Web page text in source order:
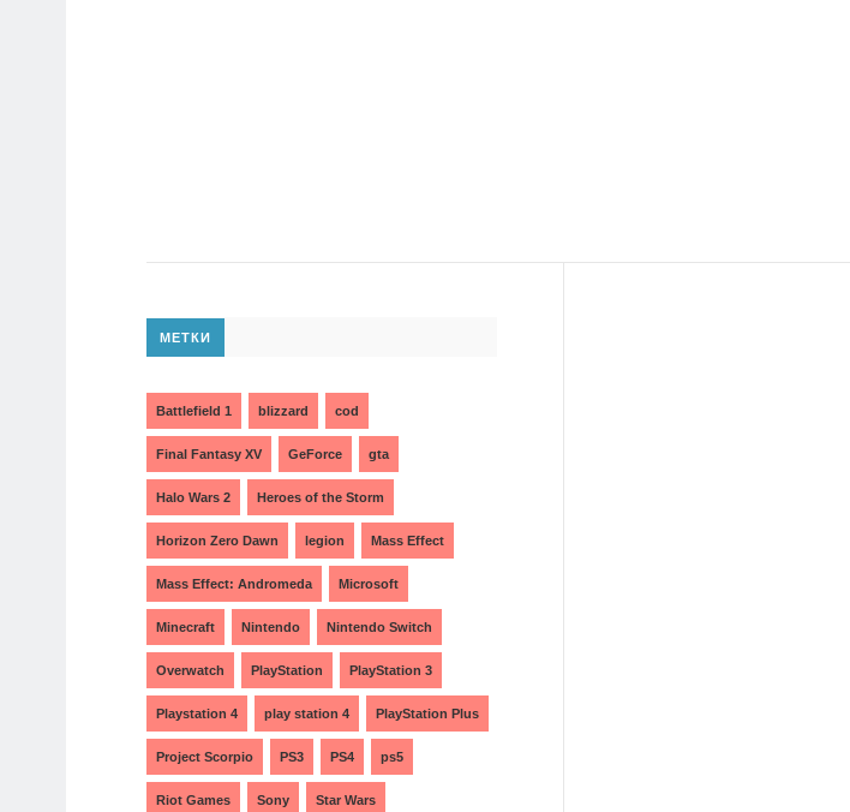
МЕТКИ
Battlefield 1 blizzard cod
Final Fantasy XV GeForce gta
Halo Wars 2 Heroes of the Storm
Horizon Zero Dawn legion Mass Effect
Mass Effect: Andromeda Microsoft
Minecraft Nintendo Nintendo Switch
Overwatch PlayStation PlayStation 3
Playstation 4 play station 4 PlayStation Plus
Project Scorpio PS3 PS4 ps5
Riot Games Sony Star Wars